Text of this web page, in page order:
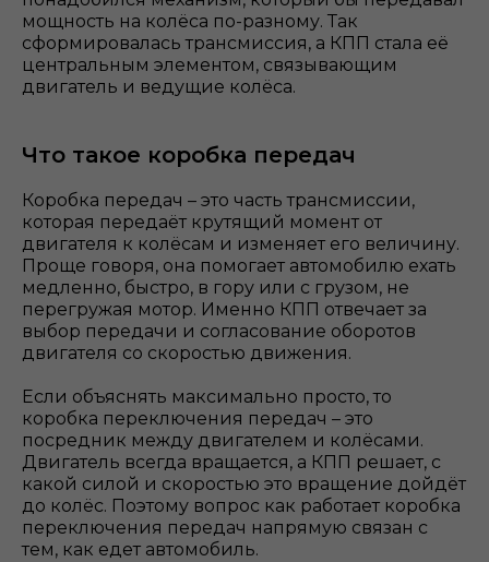
мощность на колёса по-разному. Так
сформировалась трансмиссия, а КПП стала её
центральным элементом, связывающим
двигатель и ведущие колёса.
Что такое коробка передач
Коробка передач – это часть трансмиссии,
которая передаёт крутящий момент от
двигателя к колёсам и изменяет его величину.
Проще говоря, она помогает автомобилю ехать
медленно, быстро, в гору или с грузом, не
перегружая мотор. Именно КПП отвечает за
выбор передачи и согласование оборотов
двигателя со скоростью движения.
Если объяснять максимально просто, то
коробка переключения передач – это
посредник между двигателем и колёсами.
Двигатель всегда вращается, а КПП решает, с
какой силой и скоростью это вращение дойдёт
до колёс. Поэтому вопрос как работает коробка
переключения передач напрямую связан с
тем, как едет автомобиль.